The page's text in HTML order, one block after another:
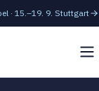
· 15.–19. 9. Stuttgart